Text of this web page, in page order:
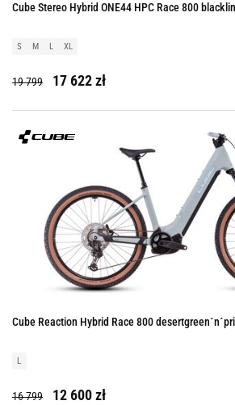
Cube Stereo Hybrid ONE44 HPC Race 800
S M L XL
19 799 17 622 zł
Cube Reaction Hybrid Race 800
L
16 799 12 600 zł